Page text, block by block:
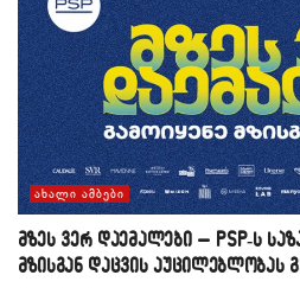
ᲐᲮᲐᲚᲘ ᲐᲛᲑᲔᲑᲘ
მზეს ვერ დაემალები – PSP-ს
მზისგან დაცვის აუცილებლობას